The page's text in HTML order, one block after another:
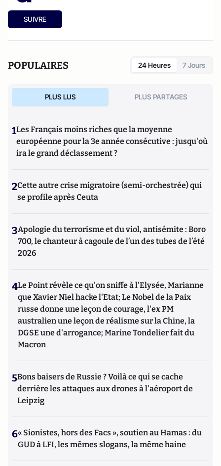
SUIVRE
POPULAIRES 24 Heures 7 Jours
PLUS LUS PLUS PARTAGES
1Les Français moins riches que la moyenne
européenne pour la 3e année consécutive : jusqu'où
ira le grand déclassement ?
2Cette autre crise migratoire (semi-orchestrée) qui
se profile après Ceuta
3Apologie du terrorisme et du viol, antisémite : Boro
700, le chanteur à cagoule de l’un des tubes de l’été
2026
4Le Point révèle ce qu'on sniffe à l'Elysée, Marianne
que Xavier Niel hacke l'Etat; Le Nobel de la Paix
russe donne une leçon de courage, l'ex PM
australien une leçon de réalisme sur la Chine, la
DGSE une d'arrogance; Marine Tondelier fait du
Macron
5Bons baisers de Russie ? Voilà ce qui se cache
derrière les attaques aux drones à l'aéroport de
Leipzig
6« Sionistes, hors des Facs », soutien au Hamas : du
GUD à LFI, les mêmes slogans, la même haine